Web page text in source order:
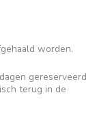
worden.
gereserveerd
terug in de